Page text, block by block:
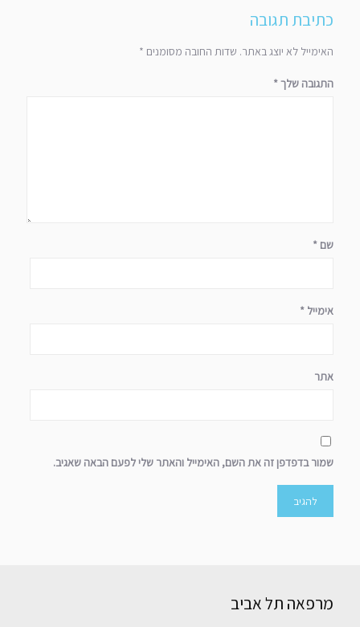
כתיבת תגובה
האימייל לא יוצג באתר. שדות החובה מסומנים *
התגובה שלך*
שם *
אימייל *
אתר
שמור בדפדפן זה את השם, האימייל והאתר שלי לפעם הבאה שאגיב.
מרפאה תל אביב